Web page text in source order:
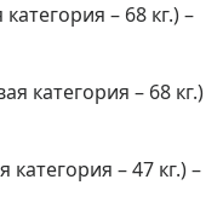
– 68 кг.) –
категория – 68 кг.)
категория – 47 кг.) –